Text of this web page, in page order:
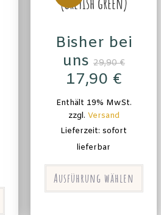
Bisher bei
uns 29,90€
17,90 €
Enthält 19% MwSt.
zzgl. Versand
Lieferzeit: sofort
lieferbar
Ausführung wählen